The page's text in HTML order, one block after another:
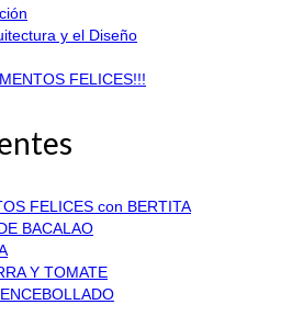
y el Diseño
FELICES!!!
FELICES con BERTITA
BACALAO
Y TOMATE